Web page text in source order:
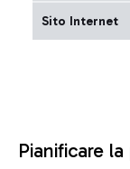
Sito Internet
Pianificare